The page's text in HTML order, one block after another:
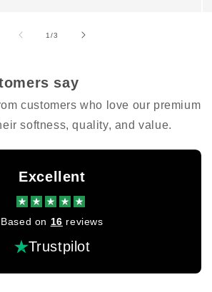
1/van
3
say
customers who love our premium
softness, quality, and value.
Excellent
Based on 16 reviews
Trustpilot